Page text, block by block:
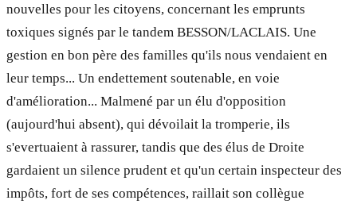
nouvelles pour les citoyens, concernant les emprunts
toxiques signés par le tandem BESSON/LACLAIS. Une
gestion en bon père des familles qu'ils nous vendaient en
leur temps... Un endettement soutenable, en voie
d'amélioration... Malmené par un élu d'opposition
(aujourd'hui absent), qui dévoilait la tromperie, ils
s'evertuaient à rassurer, tandis que des élus de Droite
gardaient un silence prudent et qu'un certain inspecteur des
impôts, fort de ses compétences, raillait son collègue